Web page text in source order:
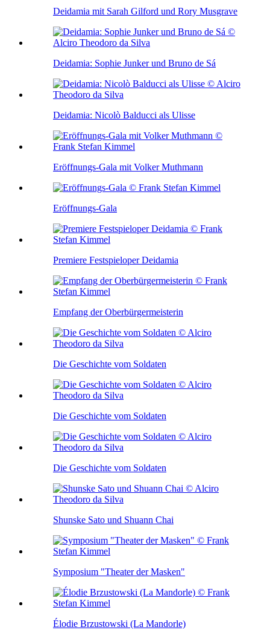
Deidamia mit Sarah Gilford und Rory Musgrave
Deidamia: Sophie Junker und Bruno de Sá
Deidamia: Nicolò Balducci als Ulisse
Eröffnungs-Gala mit Volker Muthmann
Eröffnungs-Gala
Premiere Festspieloper Deidamia
Empfang der Oberbürgermeisterin
Die Geschichte vom Soldaten
Die Geschichte vom Soldaten
Die Geschichte vom Soldaten
Shunske Sato und Shuann Chai
Symposium "Theater der Masken"
Élodie Brzustowski (La Mandorle)